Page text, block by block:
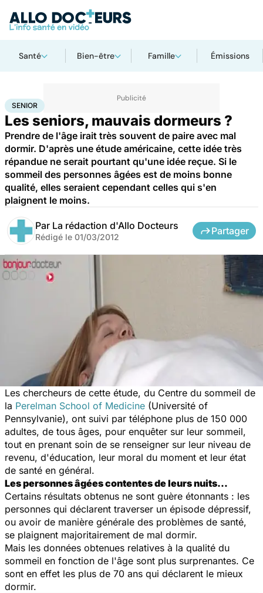
Santé Bien-être Famille Émissions
AccueilSanté
SENIOR
Les seniors, mauvais dormeurs ?
Prendre de l'âge irait très souvent de paire avec mal
dormir. D'après une étude américaine, cette idée très
répandue ne serait pourtant qu'une idée reçue. Si le
sommeil des personnes âgées est de moins bonne
qualité, elles seraient cependant celles qui s'en
plaignent le moins.
Par La rédaction d'Allo Docteurs
Rédigé le 01/03/2012
Partager
Les chercheurs de cette étude, du Centre du sommeil de
la Perelman School of Medicine (Université of
Pennsylvanie), ont suivi par téléphone plus de 150 000
adultes, de tous âges, pour enquêter sur leur sommeil,
tout en prenant soin de se renseigner sur leur niveau de
revenu, d'éducation, leur moral du moment et leur état
de santé en général.
Les personnes âgées contentes de leurs nuits…
Certains résultats obtenus ne sont guère étonnants : les
personnes qui déclarent traverser un épisode dépressif,
ou avoir de manière générale des problèmes de santé,
se plaignent majoritairement de mal dormir.
Mais les données obtenues relatives à la qualité du
sommeil en fonction de l'âge sont plus surprenantes. Ce
sont en effet les plus de 70 ans qui déclarent le mieux
dormir.